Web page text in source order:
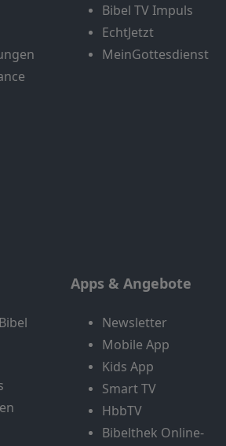
Bibel TV Impuls
EchtJetzt
MeinGottesdienst
Apps & Angebote
Newsletter
Mobile App
Kids App
Smart TV
HbbTV
Bibelthek Online-